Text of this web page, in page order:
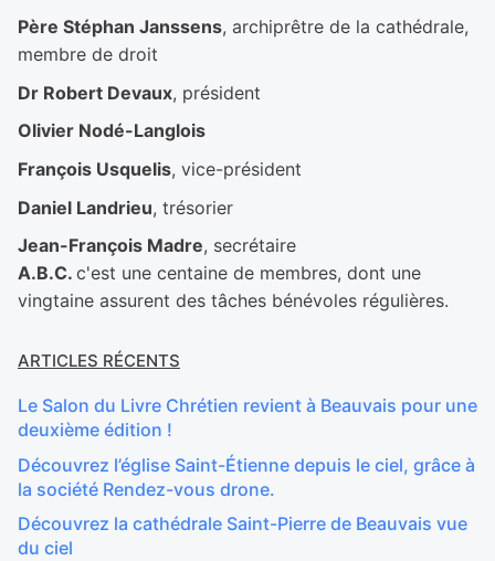
Père Stéphan Janssens, archiprêtre de la cathédrale,
membre de droit
Dr Robert Devaux, président
Olivier Nodé-Langlois
François Usquelis, vice-président
Daniel Landrieu, trésorier
Jean-François Madre, secrétaire
A.B.C. c'est une centaine de membres, dont une
vingtaine assurent des tâches bénévoles régulières.
ARTICLES RÉCENTS
Le Salon du Livre Chrétien revient à Beauvais pour une
deuxième édition !
Découvrez l’église Saint-Étienne depuis le ciel, grâce à
la société Rendez-vous drone.
Découvrez la cathédrale Saint-Pierre de Beauvais vue
du ciel